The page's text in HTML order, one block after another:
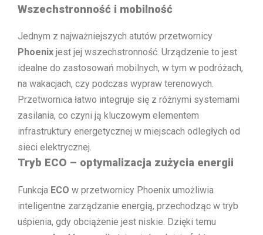
Wszechstronność i mobilność
Jednym z najważniejszych atutów przetwornicy
Phoenix jest jej wszechstronność. Urządzenie to jest
idealne do zastosowań mobilnych, w tym w podróżach,
na wakacjach, czy podczas wypraw terenowych.
Przetwornica łatwo integruje się z różnymi systemami
zasilania, co czyni ją kluczowym elementem
infrastruktury energetycznej w miejscach odległych od
sieci elektrycznej.
Tryb ECO – optymalizacja zużycia energii
Funkcja ECO w przetwornicy Phoenix umożliwia
inteligentne zarządzanie energią, przechodząc w tryb
uśpienia, gdy obciążenie jest niskie. Dzięki temu